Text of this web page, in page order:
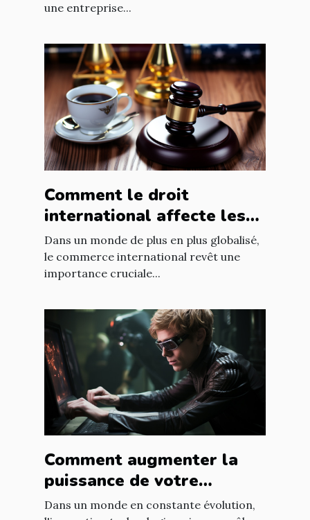
une entreprise...
Comment le droit
international affecte les
accords commerciaux
Dans un monde de plus en plus globalisé,
le commerce international revêt une
importance cruciale...
Comment augmenter la
puissance de votre
entreprise grâce aux
Dans un monde en constante évolution,